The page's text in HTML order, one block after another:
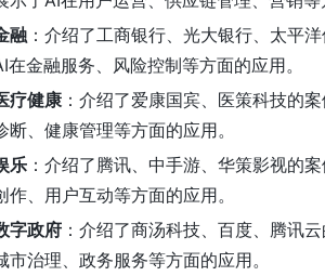
融 ：介绍了工商银行、光大银行、太平
在金融服务、风险控制等方面的应用。
疗健康 ：介绍了爱康国宾、医策科技的
断、健康管理等方面的应用。
乐 ：介绍了腾讯、中手游、华策影视的
作、用户互动等方面的应用。
字政府 ：介绍了商汤科技、百度、腾讯
市治理、政务服务等方面的应用。